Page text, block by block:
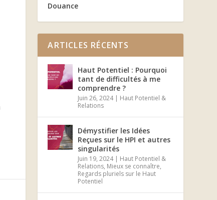
Douance
ARTICLES RÉCENTS
Haut Potentiel : Pourquoi
tant de difficultés à me
comprendre ?
Juin 26, 2024| Haut Potentiel &
Relations
Démystifier les Idées
Reçues sur le HPI et autres
singularités
Juin 19, 2024| Haut Potentiel &
Relations, Mieux se connaître,
Regards pluriels sur le Haut
Potentiel